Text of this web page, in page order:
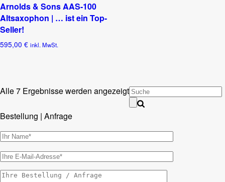
Arnolds & Sons AAS-100
Altsaxophon | … ist ein Top-
Seller!
595,00 € inkl. MwSt.
Alle 7 Ergebnisse werden angezeigt
Bestellung | Anfrage